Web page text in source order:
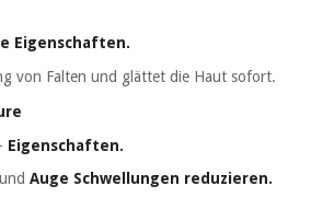
Eigenschaften.
von Falten und glättet die Haut sofort.
- Eigenschaften.
undAuge Schwellungen reduzieren.